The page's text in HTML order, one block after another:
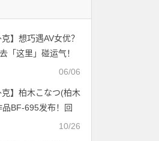
克】想巧遇AV女优？
「这里」碰运气！
06/06
克】柏木こなつ(柏木
品BF-695发布！回
现青梅竹马变成「F罩
10/26